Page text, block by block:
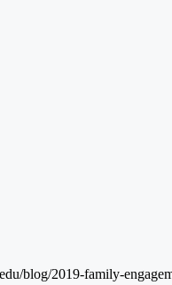
blog/2019-family-